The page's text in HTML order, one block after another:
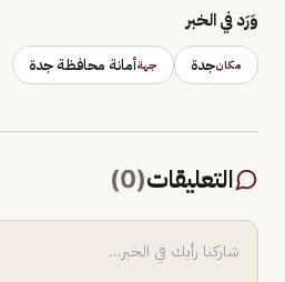
وَرَد في الخبر
مكانجدة جهةأمانة محافظة جدة
التعليقات(
0
)